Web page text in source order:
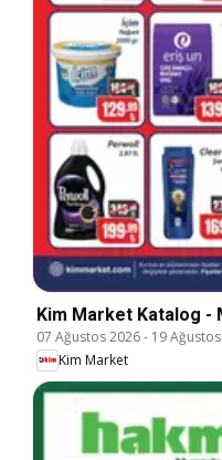
Kim Market Katalog -
07 Ağustos 2026- 19
Kim Market